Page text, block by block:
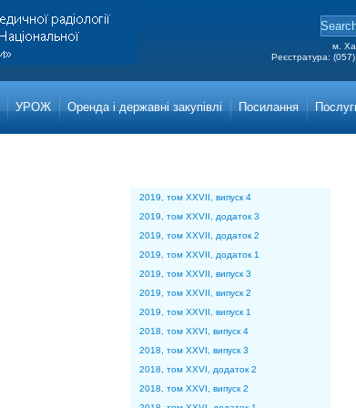
м.
Реєстратура:
Main
УРОЖ Оренда і державні закупівлі Посилання
2019, том XXVII, випуск 4
2019, том XXVII, додаток 3
2019, том XXVII, додаток 2
2019, том XXVII, додаток 1
2019, том XXVII, випуск 3
2019, том XXVII, випуск 2
2019, том XXVII, випуск 1
2018, том XXVI, випуск 4
2018, том XXVI, випуск 3
2018, том XXVI, додаток 2
2018, том XXVI, випуск 2